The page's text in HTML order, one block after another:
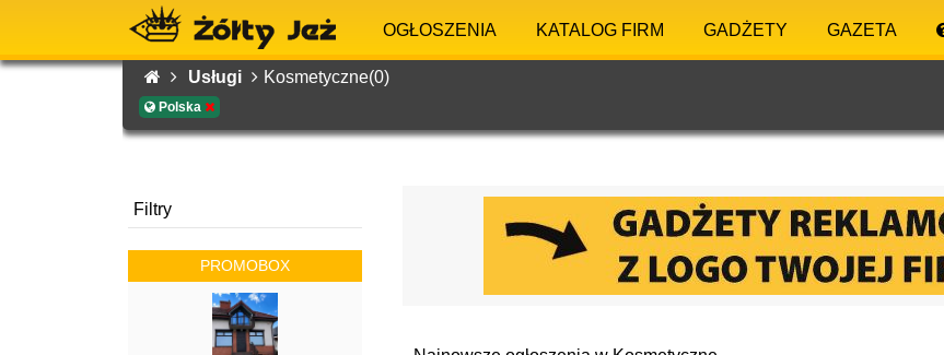
OGŁOSZENIA KATALOG FIRM GADŻETY GAZETA
Usługi Kosmetyczne(0)
Polska
Filtry
PROMOBOX